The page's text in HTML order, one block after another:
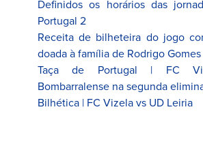
Definidos os horários das
Portugal 2
Receita de bilheteira do jogo
doada à família de Rodrigo Gomes
Taça de Portugal | FC
Bombarralense na segunda
Bilhética | FC Vizela vs UD Leiria